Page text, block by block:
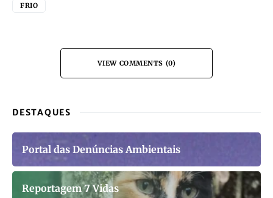
FRIO
VIEW COMMENTS (0)
DESTAQUES
Portal das Denúncias Ambientais
Reportagem 7 Vidas